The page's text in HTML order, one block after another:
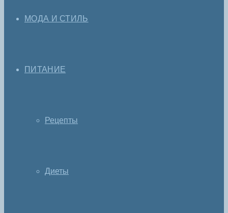
МОДА И СТИЛЬ
ПИТАНИЕ
Рецепты
Диеты